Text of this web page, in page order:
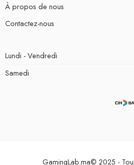
À propos de nous
Contactez-nous
Lundi - Vendredi
Samedi
GamingLab.ma© 2025 -